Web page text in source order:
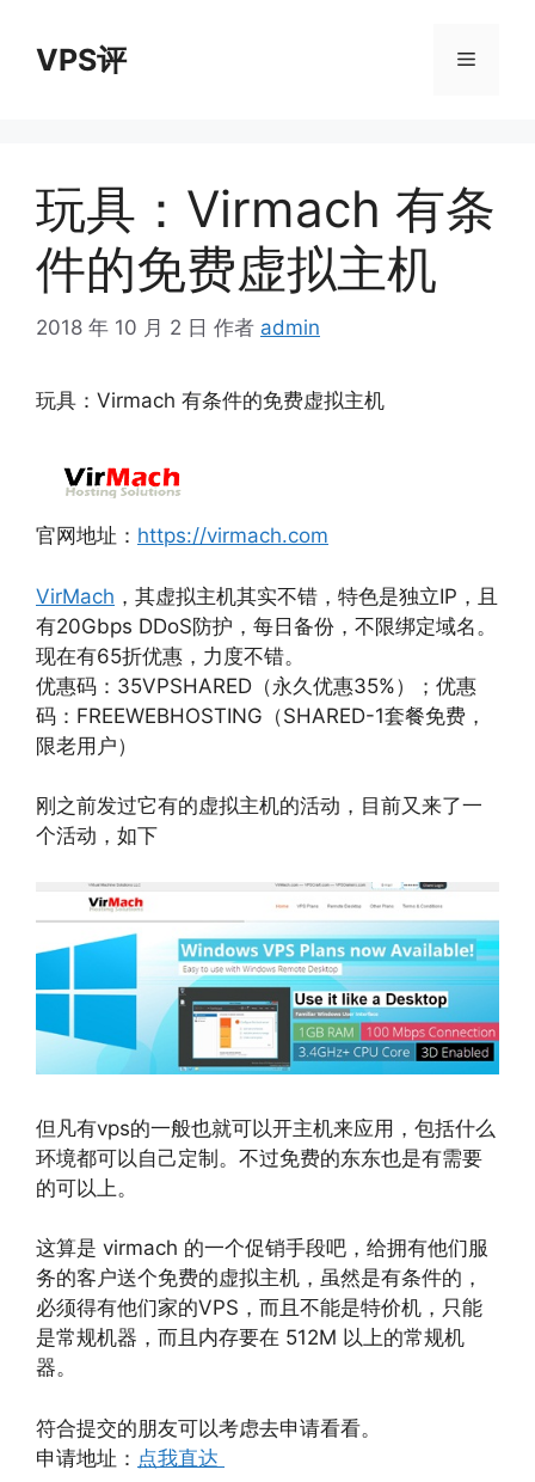
VPS评 菜
玩具：Virmach 有条
件的免费虚拟主机
2018 年 10 月 2 日 作者 admin
玩具：Virmach 有条件的免费虚拟主机
官网地址： https://virmach.com
VirMach ，其虚拟主机其实不错，特色是独立IP，且
有20Gbps DDoS防护，每日备份，不限绑定域名。
现在有65折优惠，力度不错。
优惠码：35VPSHARED（永久优惠35%）；优惠
码：FREEWEBHOSTING（SHARED-1套餐免费，
限老用户）
刚之前发过它有的虚拟主机的活动，目前又来了一
个活动，如下
但凡有vps的一般也就可以开主机来应用，包括什么
环境都可以自己定制。不过免费的东东也是有需要
的可以上。
这算是 virmach 的一个促销手段吧，给拥有他们服
务的客户送个免费的虚拟主机，虽然是有条件的，
必须得有他们家的VPS，而且不能是特价机，只能
是常规机器，而且内存要在 512M 以上的常规机
器。
符合提交的朋友可以考虑去申请看看。
申请地址： 点我直达